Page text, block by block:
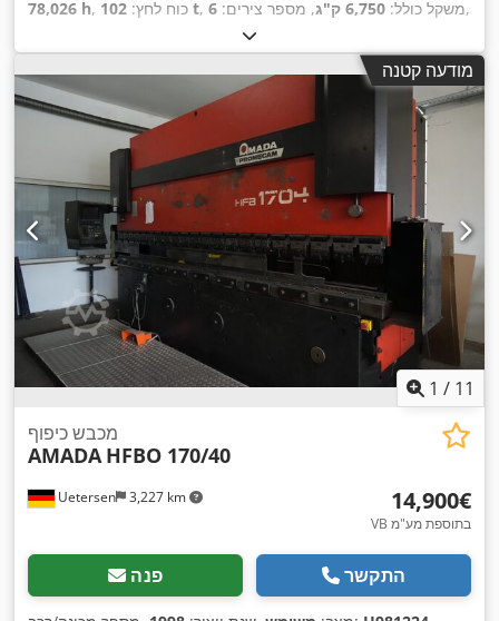
78,026 h
, כוח לחץ: 102 t , משקל כולל: 6,750 ק"ג , מספר צירים: 6 ,
מודעה קטנה
1 / 11
Uetersen 3,227 km
מכבש כיפוף
AMADA HFBO 170/40
‏14,900 ‏€
VB בתוספת מע"מ
פנה התקשר